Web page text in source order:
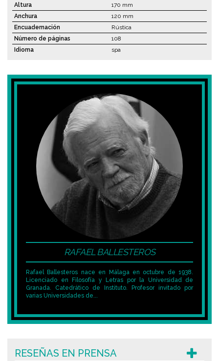
Altura
170 mm
Anchura
120 mm
Encuadernación
Rústica
Número de páginas
108
Idioma
spa
RAFAEL BALLESTEROS
Rafael Ballesteros nace en Málaga en octubre de 1938.
Licenciado en Filosofía y Letras por la Universidad de
Granada. Catedrático de Instituto. Profesor invitado por
varias Universidades de...
RESEÑAS EN PRENSA